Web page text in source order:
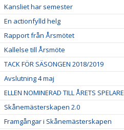
Kansliet har semester
En actionfylld helg
Rapport från Årsmötet
Kallelse till Årsmöte
TACK FÖR SÄSONGEN 2018/2019
Avslutning 4 maj
ELLEN NOMINERAD TILL ÅRETS SPELARE
Skånemästerskapen 2.0
Framgångar i Skånemästerskapen